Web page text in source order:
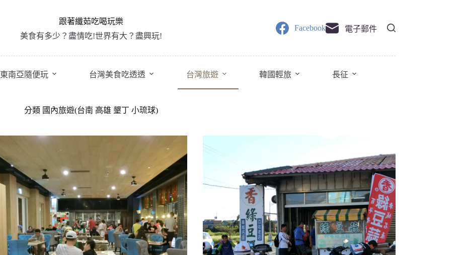
跟著纖茹吃喝玩樂
美食有多少？盡情吃!世界有大？盡興玩!
Facebook 電子郵件
東南亞隨便玩 台灣美食吃透透 台灣旅遊 韓國輕旅 長征
分類 國內旅遊(台南 高雄 墾丁 小琉球)